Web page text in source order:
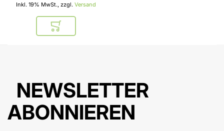
Inkl. 19% MwSt., zzgl. Versand
In den Warenkorb
NEWSLETTER
ABONNIEREN